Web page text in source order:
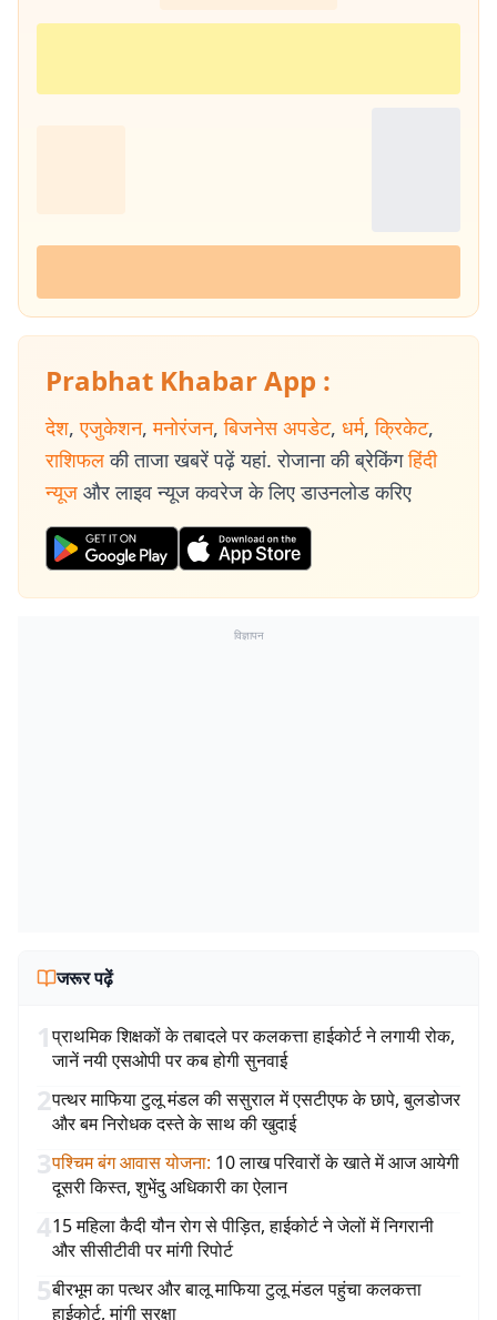
Prabhat Khabar App :
देश, एजुकेशन, मनोरंजन, बिजनेस अपडेट, धर्म, क्रिकेट,
राशिफल की ताजा खबरें पढ़ें यहां. रोजाना की ब्रेकिंग हिंदी
न्यूज और लाइव न्यूज कवरेज के लिए डाउनलोड करिए
विज्ञापन
जरूर पढ़ें
1प्राथमिक शिक्षकों के तबादले पर कलकत्ता हाईकोर्ट ने लगायी रोक,
जानें नयी एसओपी पर कब होगी सुनवाई
2पत्थर माफिया टुलू मंडल की ससुराल में एसटीएफ के छापे, बुलडोजर
और बम निरोधक दस्ते के साथ की खुदाई
3पश्चिम बंग आवास योजना: 10 लाख परिवारों के खाते में आज आयेगी
दूसरी किस्त, शुभेंदु अधिकारी का ऐलान
415 महिला कैदी यौन रोग से पीड़ित, हाईकोर्ट ने जेलों में निगरानी
और सीसीटीवी पर मांगी रिपोर्ट
5बीरभूम का पत्थर और बालू माफिया टुलू मंडल पहुंचा कलकत्ता
हाईकोर्ट, मांगी सुरक्षा